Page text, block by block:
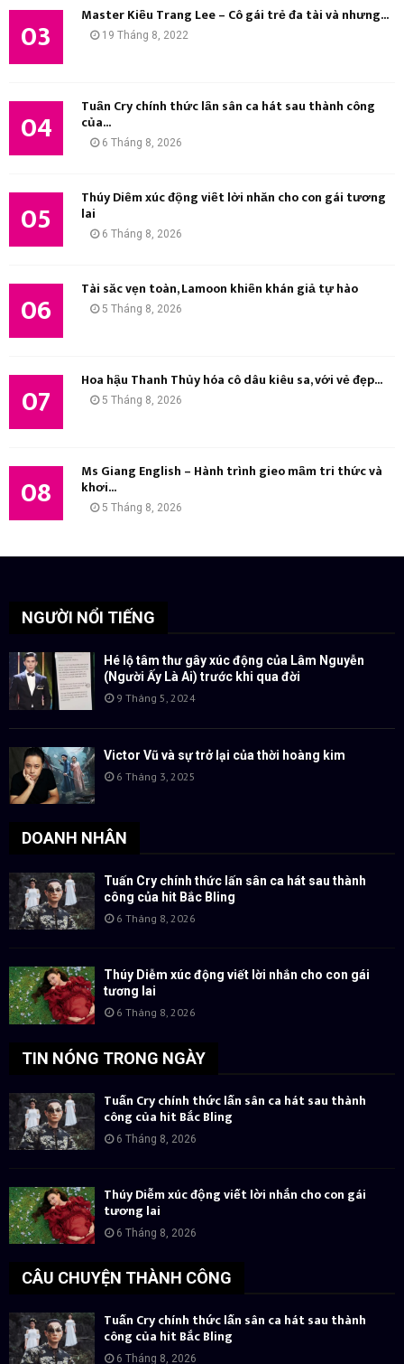
03 Master Kiều Trang Lee – Cô gái trẻ đa tài và nhưng...
19 Tháng 8, 2022
04 Tuấn Cry chính thức lấn sân ca hát sau thành công
của...
6 Tháng 8, 2026
05 Thúy Diễm xúc động viết lời nhắn cho con gái tương
lai
6 Tháng 8, 2026
06 Tài sắc vẹn toàn, Lamoon khiến khán giả tự hào
5 Tháng 8, 2026
07 Hoa hậu Thanh Thủy hóa cô dâu kiêu sa, với vẻ đẹp...
5 Tháng 8, 2026
08 Ms Giang English – Hành trình gieo mầm tri thức và
khơi...
5 Tháng 8, 2026
NGƯỜI NỔI TIẾNG
Hé lộ tâm thư gây xúc động của Lâm Nguyễn
(Người Ấy Là Ai) trước khi qua đời
9 Tháng 5, 2024
Victor Vũ và sự trở lại của thời hoàng kim
6 Tháng 3, 2025
DOANH NHÂN
Tuấn Cry chính thức lấn sân ca hát sau thành
công của hit Bắc Bling
6 Tháng 8, 2026
Thúy Diễm xúc động viết lời nhắn cho con gái
tương lai
6 Tháng 8, 2026
TIN NÓNG TRONG NGÀY
Tuấn Cry chính thức lấn sân ca hát sau thành
công của hit Bắc Bling
6 Tháng 8, 2026
Thúy Diễm xúc động viết lời nhắn cho con gái
tương lai
6 Tháng 8, 2026
CÂU CHUYỆN THÀNH CÔNG
Tuấn Cry chính thức lấn sân ca hát sau thành
công của hit Bắc Bling
6 Tháng 8, 2026